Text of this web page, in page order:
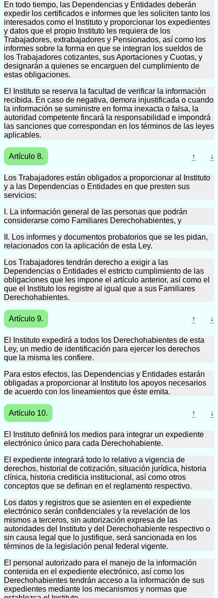
En todo tiempo, las Dependencias y Entidades deberán
expedir los certificados e informes que les soliciten tanto los
interesados como el Instituto y proporcionar los expedientes
y datos que el propio Instituto les requiera de los
Trabajadores, extrabajadores y Pensionados, así como los
informes sobre la forma en que se integran los sueldos de
los Trabajadores cotizantes, sus Aportaciones y Cuotas, y
designarán a quienes se encarguen del cumplimiento de
estas obligaciones.
El Instituto se reserva la facultad de verificar la información
recibida. En caso de negativa, demora injustificada o cuando
la información se suministre en forma inexacta o falsa, la
autoridad competente fincará la responsabilidad e impondrá
las sanciones que correspondan en los términos de las leyes
aplicables.
Artículo 8. ↑ ↓
Los Trabajadores están obligados a proporcionar al Instituto
y a las Dependencias o Entidades en que presten sus
servicios:
I. La información general de las personas que podrán
considerarse como Familiares Derechohabientes, y
II. Los informes y documentos probatorios que se les pidan,
relacionados con la aplicación de esta Ley.
Los Trabajadores tendrán derecho a exigir a las
Dependencias o Entidades el estricto cumplimiento de las
obligaciones que les impone el artículo anterior, así como el
que el Instituto los registre al igual que a sus Familiares
Derechohabientes.
Artículo 9. ↑ ↓
El Instituto expedirá a todos los Derechohabientes de esta
Ley, un medio de identificación para ejercer los derechos
que la misma les confiere.
Para estos efectos, las Dependencias y Entidades estarán
obligadas a proporcionar al Instituto los apoyos necesarios
de acuerdo con los lineamientos que éste emita.
Artículo 10. ↑ ↓
El Instituto definirá los medios para integrar un expediente
electrónico único para cada Derechohabiente.
El expediente integrará todo lo relativo a vigencia de
derechos, historial de cotización, situación jurídica, historia
clínica, historia crediticia institucional, así como otros
conceptos que se definan en el reglamento respectivo.
Los datos y registros que se asienten en el expediente
electrónico serán confidenciales y la revelación de los
mismos a terceros, sin autorización expresa de las
autoridades del Instituto y del Derechohabiente respectivo o
sin causa legal que lo justifique, será sancionada en los
términos de la legislación penal federal vigente.
El personal autorizado para el manejo de la información
contenida en el expediente electrónico, así como los
Derechohabientes tendrán acceso a la información de sus
expedientes mediante los mecanismos y normas que